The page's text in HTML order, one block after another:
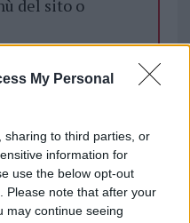
My Personal
sharing to third parties, or
information for
use the below opt-out
Please note that after your
may continue seeing
del sito o
segnalazioni,
e le tue foto
al numero +39